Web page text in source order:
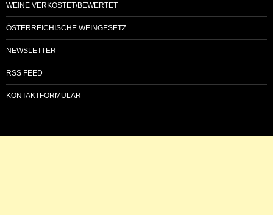
WEINE VERKOSTET/BEWERTET
ÖSTERREICHISCHE WEINGESETZ
NEWSLETTER
RSS FEED
KONTAKTFORMULAR